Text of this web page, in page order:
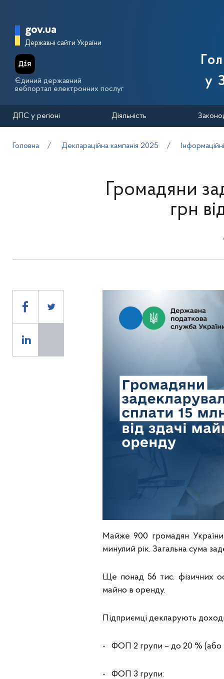
Головна сторінка Державної
gov.ua
Державні сайти України
Єдиний державний
вебпортал електронних послуг
у
ДПС у регіоні Діяльність
Головна Деклараційна кампанія 2025
Громадяни
грн
Майже 900 громадян
минулий рік. Загальна сума
Ще понад 56 тис. фізичних
майно в оренду.
Підприємці декларують
- ФОП 2 групи – до 20 % (або
- ФОП 3 групи: